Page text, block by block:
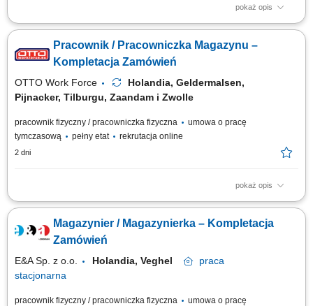
pokaż opis
Twoje codzienne zadania Pracujesz w nowoczesnym magazynie i dbasz
za pomocą ręcznego skanera; Pakować produkty do skrzynek lub
pojemników; Podnosić produkty o różnej wadze; Pracować w strefach o
Pracownik / Pracowniczka Magazynu –
Kompletacja Zamówień
OTTO Work Force
Holandia, Geldermalsen,
Pijnacker, Tilburgu, Zaandam i Zwolle
pracownik fizyczny / pracowniczka fizyczna
umowa o pracę
tymczasową
pełny etat rekrutacja online
2 dni
pokaż opis
Opis stanowiska: Kompletowanie zamówień przy użyciu skanera lub
zamówieniami klientów. Obsługa wózków magazynowych typu EPT oraz
urządzeń do transportu wewnętrznego. Zabezpieczanie palet i
Magazynier / Magazynierka – Kompletacja
Zamówień
E&A Sp. z o.o. Holandia, Veghel
praca
stacjonarna
pracownik fizyczny / pracowniczka fizyczna
umowa o pracę